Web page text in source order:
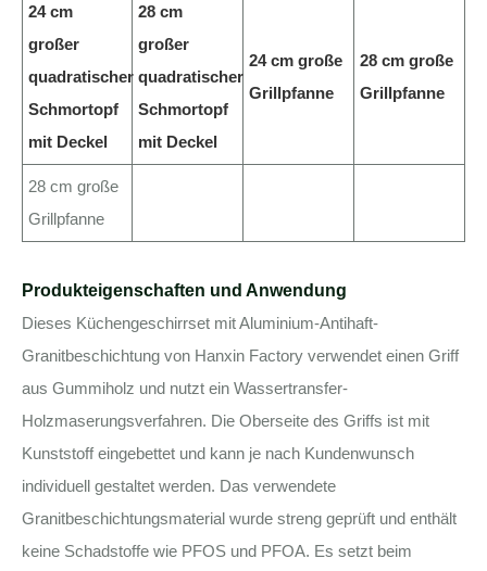
24 cm
großer
quadratischer
Schmortopf
mit Deckel
28 cm
großer
quadratischer
Schmortopf
mit Deckel
24 cm große
Grillpfanne
28 cm große
Grillpfanne
28 cm große
Grillpfanne
Produkteigenschaften und Anwendung
Dieses Küchengeschirrset mit Aluminium-Antihaft-
Granitbeschichtung von Hanxin Factory verwendet einen Griff
aus Gummiholz ​​und nutzt ein Wassertransfer-
Holzmaserungsverfahren. Die Oberseite des Griffs ist mit
Kunststoff eingebettet und kann je nach Kundenwunsch
individuell gestaltet werden. Das verwendete
Granitbeschichtungsmaterial wurde streng geprüft und enthält
keine Schadstoffe wie PFOS und PFOA. Es setzt beim